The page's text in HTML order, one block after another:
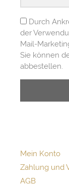
Durch
der
Mail-
Sie können
abbestellen.
Mein Konto
Zahlung und
AGB